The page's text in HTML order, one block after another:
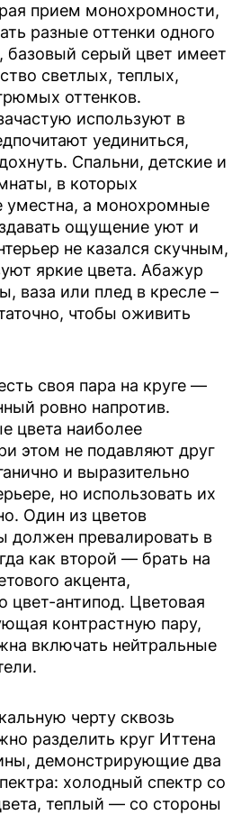
прием монохромности,
разные оттенки одного
базовый серый цвет имеет
светлых, теплых,
оттенков.
используют в
уединиться,
Спальни, детские и
в которых
уместна, а монохромные
ощущение уют и
не казался скучным,
яркие цвета. Абажур
ваза или плед в кресле –
чтобы оживить
своя пара на круге —
ровно напротив.
цвета наиболее
этом не подавляют друг
и выразительно
но использовать их
Один из цветов
должен превалировать в
как второй — брать на
акцента,
цвет-антипод. Цветовая
контрастную пару,
включать нейтральные
черту сквозь
разделить круг Иттена
демонстрирующие два
холодный спектр со
теплый — со стороны